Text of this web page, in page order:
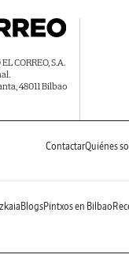
CORREO, S.A.
48011 Bilbao
ContactarQuiénes
BlogsPintxos en Bilbao